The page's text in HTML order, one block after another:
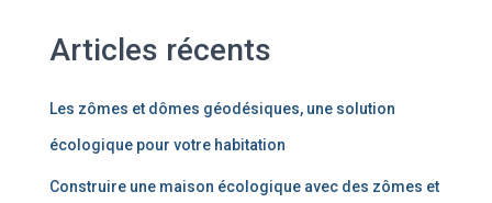
Articles récents
Les zômes et dômes géodésiques, une solution
écologique pour votre habitation
Construire une maison écologique avec des zômes et